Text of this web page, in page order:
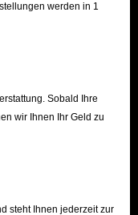
werden in 1
Sobald Ihre
wir Ihnen Ihr Geld zu
steht Ihnen jederzeit zur